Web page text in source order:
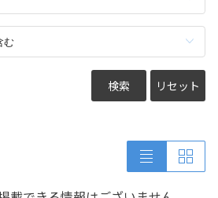
検索 リセット